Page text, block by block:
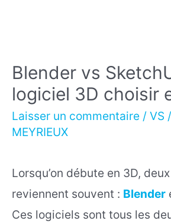
Blender vs
logiciel 3D choisir
Laisser un commentaire / VS
MEYRIEUX
Lorsqu’on débute en 3D,
reviennent souvent : Blender
Ces logiciels sont tous les